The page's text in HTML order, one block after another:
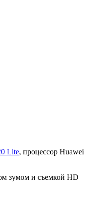
Lite, процессор Huawei
зумом и съемкой HD